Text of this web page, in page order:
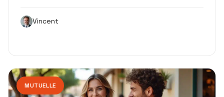
Vincent
MUTUELLE